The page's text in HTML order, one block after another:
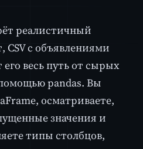
реалистичный
CSV с объявлениями
весь путь от сырых
pandas. Вы
осматриваете,
значения и
типы столбцов,